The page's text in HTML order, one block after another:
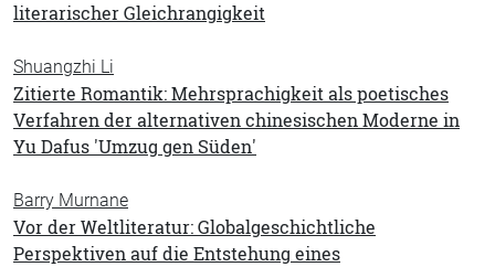
literarischer Gleichrangigkeit
Shuangzhi Li
Zitierte Romantik: Mehrsprachigkeit als poetisches
Verfahren der alternativen chinesischen Moderne in
Yu Dafus 'Umzug gen Süden'
Barry Murnane
Vor der Weltliteratur: Globalgeschichtliche
Perspektiven auf die Entstehung eines